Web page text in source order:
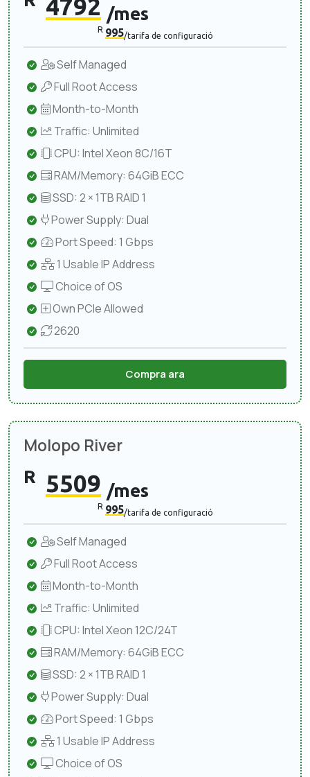
4792 /mes
R 995/tarifa de configuració
Self Managed
Full Root Access
Month-to-Month
Traffic: Unlimited
CPU: Intel Xeon 8C/16T
RAM/Memory: 64GiB ECC
SSD: 2 × 1TB RAID 1
Power Supply: Dual
Port Speed: 1 Gbps
1 Usable IP Address
Choice of OS
Own PCIe Allowed
2620
Compra ara
Molopo River
R 5509 /mes
R 995/tarifa de configuració
Self Managed
Full Root Access
Month-to-Month
Traffic: Unlimited
CPU: Intel Xeon 12C/24T
RAM/Memory: 64GiB ECC
SSD: 2 × 1TB RAID 1
Power Supply: Dual
Port Speed: 1 Gbps
1 Usable IP Address
Choice of OS